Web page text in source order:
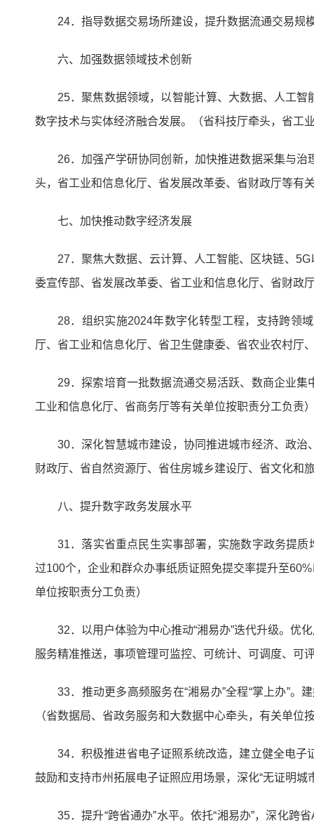
24．指导数据交易场所建设，提升数据流通交易规
六、加强数据领域技术创新
25．聚焦数据领域，以智能计算、大数据、人工
数字技术与实体经济融合发展。（省科技厅牵头，省工
26．加强产学研协同创新，加快推进数据采集与
头，省工业和信息化厅、省发展改革委、省财政厅等有
七、加快推动数字经济发展
27．聚焦大数据、云计算、人工智能、区块链、
委宣传部、省发展改革委、省工业和信息化厅、省财政
28．组织实施2024年数字化转型工程，支持跨领
厅、省工业和信息化厅、省卫生健康委、省农业农村厅
29．探索培育一批数据流通交易活跃、数商企业
工业和信息化厅、省商务厅等有关单位按职责分工负责
30．深化智慧城市建设，协同推进城市经济、政
财政厅、省自然资源厅、省住房城乡建设厅、省文化和
八、提升数字政务发展水平
31．落实省重点民生实事部署，实施数字政务提
过100个，企业和群众办事纸质证照免提交率提升至
单位按职责分工负责）
32．以用户体验为中心推动“湘易办”迭代升级。优
服务精准推送，事项管理可监控、可统计、可调度、可
33．推动更多高频服务在“湘易办”全程“掌上办”。
（省数据局、省政务服务和大数据中心牵头，有关单位
34．积极推进省电子证照系统改造，建立健全电子
鼓励和支持市州拓展电子证照应用场景，深化“无证明
35．提升“跨省通办”水平。依托“湘易办”，深化跨